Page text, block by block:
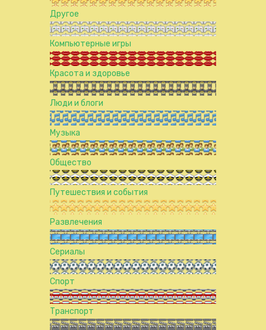
Другое
Компьютерные игры
Красота и здоровье
Люди и блоги
Музыка
Общество
Путешествия и события
Развлечения
Сериалы
Спорт
Транспорт